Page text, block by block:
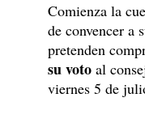
Comienza la
de convencer a
pretenden
su voto al
viernes 5 de